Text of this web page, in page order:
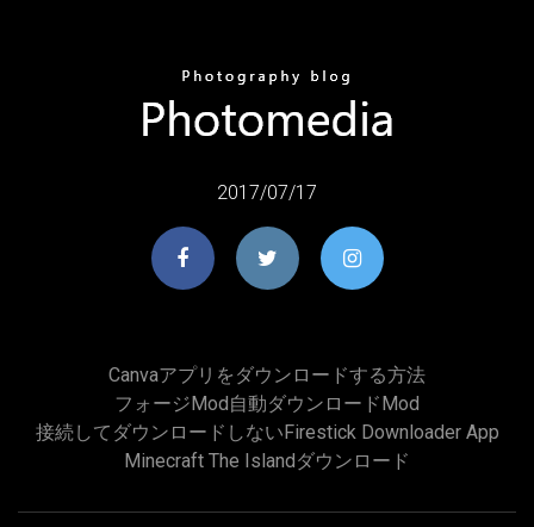
2017/07/17
Canvaアプリをダウンロードする方法
フォージmod自動ダウンロードmod
接続してダウンロードしないFirestick Downloader App
Minecraft The Islandダウンロード